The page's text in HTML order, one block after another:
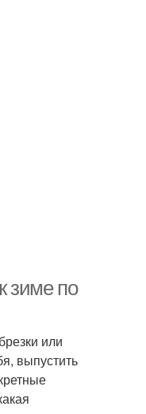
зиме по
или
выпустить